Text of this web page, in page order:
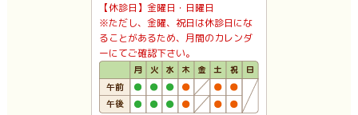
【休診日】金曜日・日曜日
※ただし、金曜、祝日は休診日にな
ることがあるため、月間のカレンダ
ーにてご確認下さい。